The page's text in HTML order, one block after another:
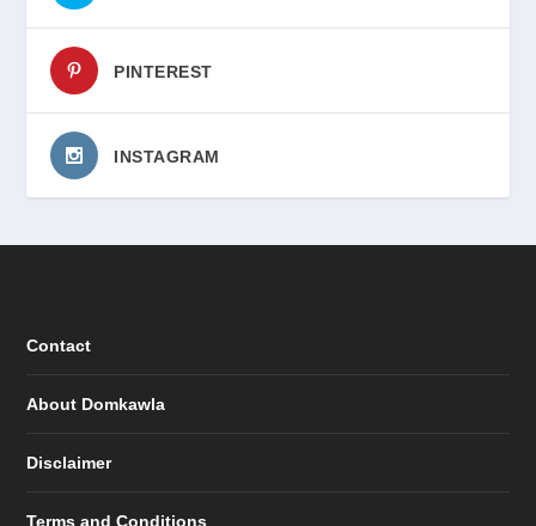
PINTEREST
INSTAGRAM
Contact
About Domkawla
Disclaimer
Terms and Conditions